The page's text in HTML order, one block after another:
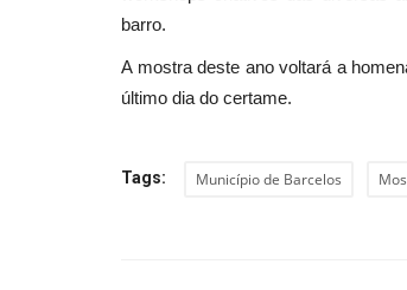
barro.
A mostra deste ano voltará a
último dia do certame.
Tags: Município de Barcelos